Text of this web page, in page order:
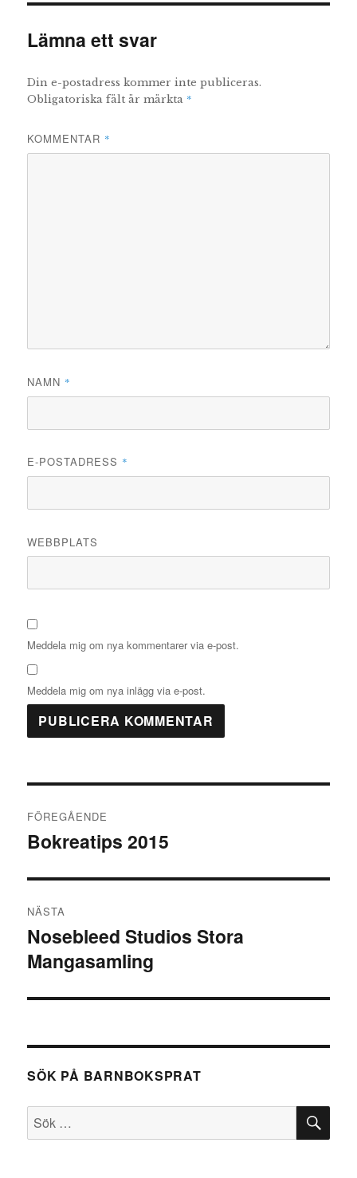
Lämna ett svar
Din e-postadress kommer inte publiceras.
Obligatoriska fält är märkta *
KOMMENTAR *
NAMN *
E-POSTADRESS *
WEBBPLATS
Meddela mig om nya kommentarer via e-post.
Meddela mig om nya inlägg via e-post.
FÖREGÅENDE
Föregående
Bokreatips 2015
NÄSTA
Nästa
inlägg:
Nosebleed Studios Stora
Mangasamling
SÖK PÅ BARNBOKSPRAT
Sök